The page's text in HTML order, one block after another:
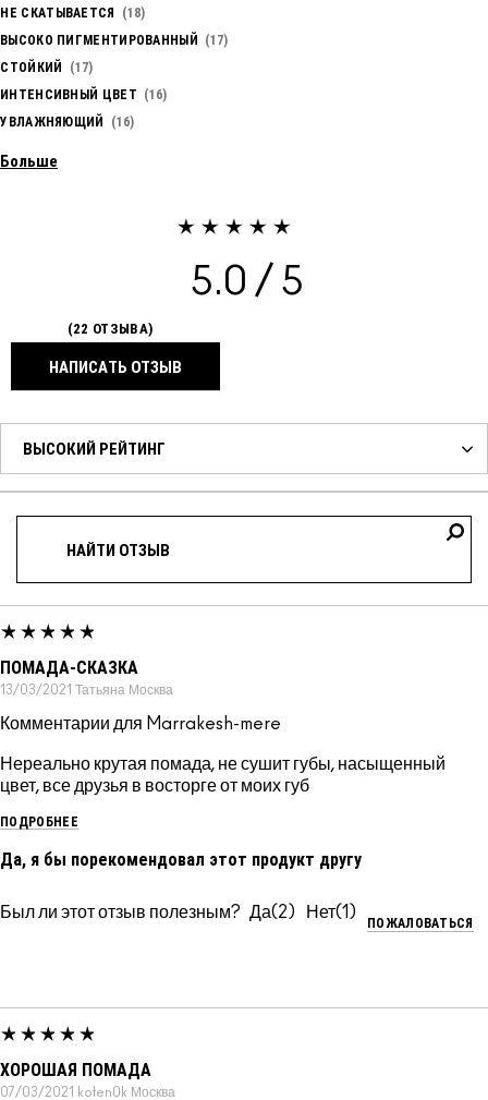
НЕ СКАТЫВАЕТСЯ
18
ВЫСОКО ПИГМЕНТИРОВАННЫЙ
17
СТОЙКИЙ
17
ИНТЕНСИВНЫЙ ЦВЕТ
16
УВЛАЖНЯЮЩИЙ
16
Больше
5.0
22 ОТЗЫВА
НАПИСАТЬ ОТЗЫВ
ПОМАДА-СКАЗКА
13/03/2021 Татьяна Москва
Комментарии для Marrakesh-mere
Нереально крутая помада, не сушит губы, насыщенный
цвет, все друзья в восторге от моих губ
ПОДРОБНЕЕ
Да, я бы порекомендовал этот продукт другу
Был ли этот отзыв полезным? 2 1
ПОЖАЛОВАТЬСЯ
ХОРОШАЯ ПОМАДА
07/03/2021 koten0k Москва